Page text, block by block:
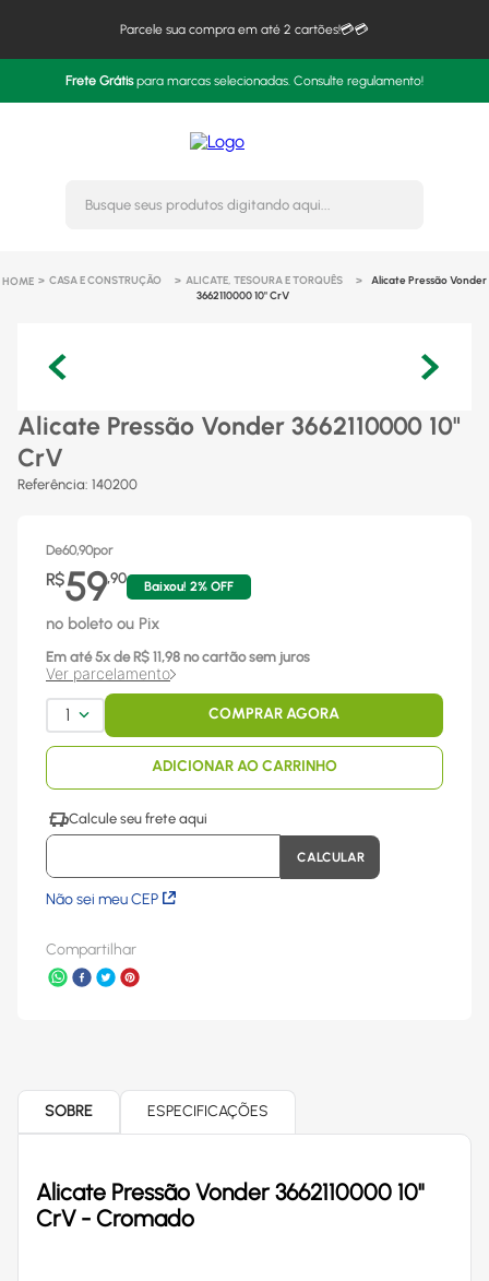
Parcele sua compra em até 2 cartões!💳💳
Frete Grátispara marcas selecionadas. Consulte regulamento!
Busque seus produtos
CASA E CONSTRUÇÃO ALICATE, TESOURA E TORQUÊS
Alicate Pressão Vonder
3662110000 10" CrV
Alicate Pressão Vonder 3662110000 10"
CrV
Referência: 140200
De60,90por
R$59,90
Baixou! 2% OFF
no boleto ou Pix
Em até 5x de R$ 11,98 no cartão sem juros
Ver parcelamento
1 COMPRAR AGORA
ADICIONAR AO CARRINHO
Não sei meu CEP
Compartilhar
SOBRE ESPECIFICAÇÕES
Alicate Pressão Vonder 3662110000 10"
CrV - Cromado